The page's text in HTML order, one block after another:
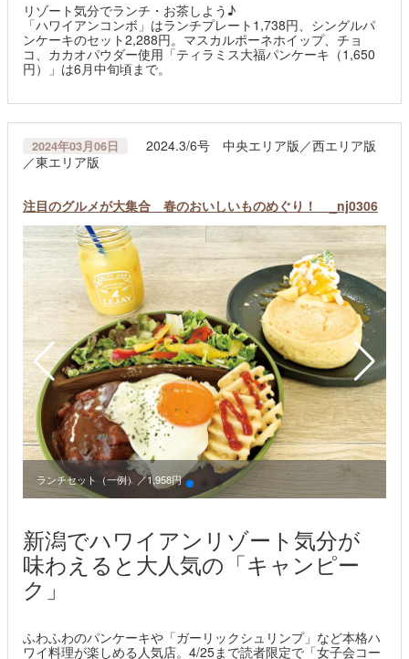
リゾート気分でランチ・お茶しよう♪
「ハワイアンコンボ」はランチプレート1,738円、シングルパ
ンケーキのセット2,288円。マスカルポーネホイップ、チョ
コ、カカオパウダー使用「ティラミス大福パンケーキ（1,650
円）」は6月中旬頃まで。
2024年03月06日
2024.3/6号 中央エリア版／西エリア版
／東エリア版
注目のグルメが大集合 春のおいしいものめぐり！ _nj0306
ランチセット（一例）／1,958円
新潟でハワイアンリゾート気分が
味わえると大人気の「キャンピー
ク」
ふわふわのパンケーキや「ガーリックシュリンプ」など本格ハ
ワイ料理が楽しめる人気店。4/25まで読者限定で「女子会コー